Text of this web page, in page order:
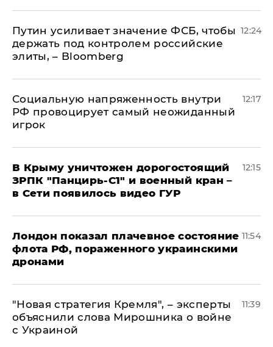
Путин усиливает значение ФСБ, чтобы
держать под контролем российские
элиты, – Bloomberg
12:24
Социальную напряженность внутри
РФ провоцирует самый неожиданный
игрок
12:17
В Крыму уничтожен дорогостоящий
ЗРПК "Панцирь-С1" и военный кран –
в Сети появилось видео ГУР
12:15
Лондон показал плачевное состояние
флота РФ, пораженного украинскими
дронами
11:54
"Новая стратегия Кремля", – эксперты
объяснили слова Мирошника о войне
с Украиной
11:39